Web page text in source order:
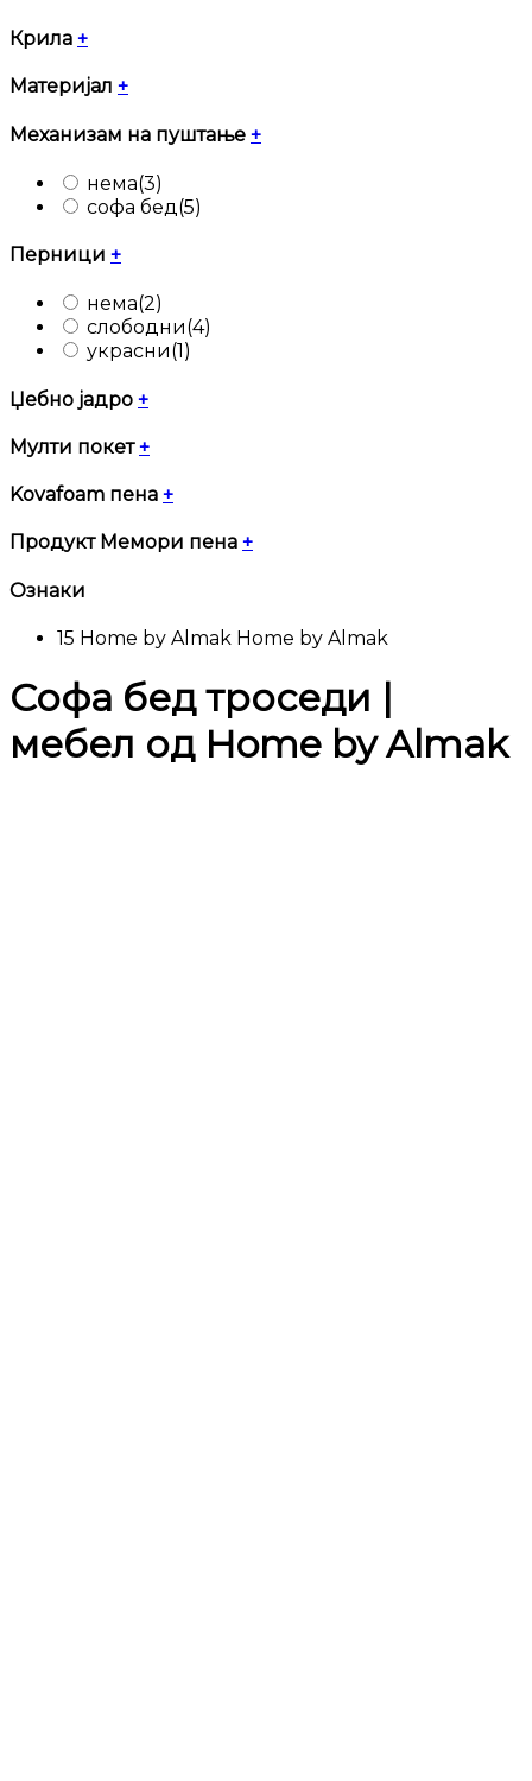
Крила +
Материјал +
Механизам на пуштање +
нема(3)
софа бед (5)
Перници +
нема(2)
слободни(4)
украсни(1)
Џебно јадро +
Мулти покет+
Kovafoam пена +
Продукт Мемори пена +
Ознаки
15 Home by Almak Home by Almak
Софа бед троседи |
мебел од Home by Almak